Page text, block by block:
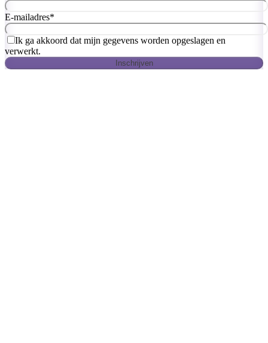
E-mailadres*
Ik ga akkoord dat mijn gegevens worden opgeslagen en
verwerkt.
Inschrijven